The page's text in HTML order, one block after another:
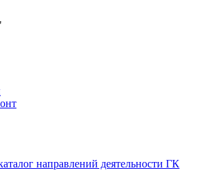
направлений деятельности ГК